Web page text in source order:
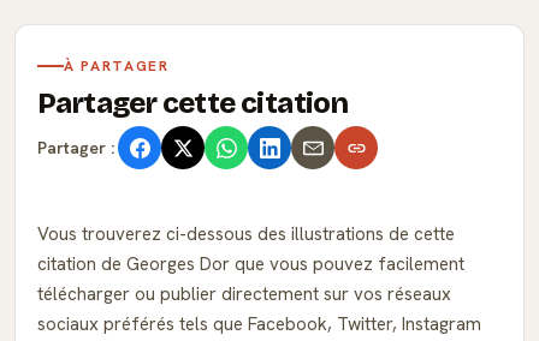
À PARTAGER
Partager cette citation
Partager :
Vous trouverez ci-dessous des illustrations de cette
citation de Georges Dor que vous pouvez facilement
télécharger ou publier directement sur vos réseaux
sociaux préférés tels que Facebook, Twitter, Instagram